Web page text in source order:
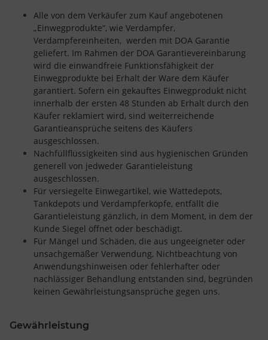
Alle von dem Verkäufer zum Kauf angebotenen
„Einwegprodukte“, wie Verdampfer,
Verdampfereinheiten, werden mit DOA Garantie
geliefert. Im Rahmen der DOA Garantievereinbarung
wird die einwandfreie Funktionsfähigkeit der
Einwegprodukte bei Erhalt der Ware dem Käufer
garantiert. Sofern ein gekauftes Einwegprodukt nicht
innerhalb der ersten 48 Stunden ab Erhalt durch den
Käufer reklamiert wird, sind weiterreichende
Garantieansprüche seitens des Käufers
ausgeschlossen.
Nachfüllflüssigkeiten sind aus hygienischen Gründen
generell von jedweder Garantieleistung
ausgeschlossen.
Für versiegelte Einwegartikel, wie Wattedepots,
Tankdepots und Verdampferköpfe, entfällt die
Garantieleistung gänzlich, in dem Moment, in dem der
Kunde Siegel öffnet oder beschädigt.
Für Mängel und Schäden, die aus ungeeigneter oder
unsachgemäßer Verwendung, Nichtbeachtung von
Anwendungshinweisen oder fehlerhafter oder
nachlässiger Behandlung entstanden sind, begründen
keinen Gewährleistungsansprüche gegen uns.
Gewährleistung